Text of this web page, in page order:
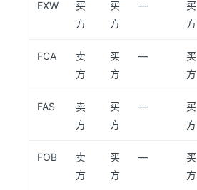
EXW
买
方
买
方
—
买
方
FCA
卖
方
买
方
—
买
方
FAS
卖
方
买
方
—
买
方
FOB
卖
方
买
方
—
买
方